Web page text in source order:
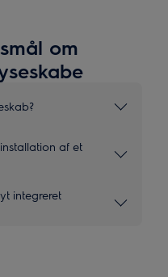
om
af et
integreret